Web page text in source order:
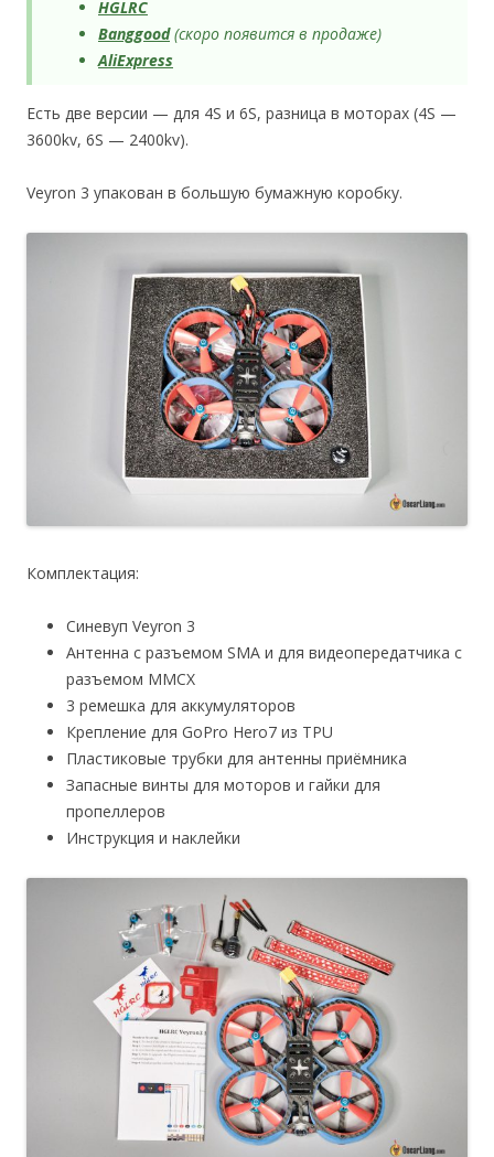
HGLRC
Banggood (скоро появится в продаже)
AliExpress
Есть две версии — для 4S и 6S, разница в моторах (4S —
3600kv, 6S — 2400kv).
Veyron 3 упакован в большую бумажную коробку.
Комплектация:
Синевуп Veyron 3
Антенна с разъемом SMA и для видеопередатчика с
разъемом MMCX
3 ремешка для аккумуляторов
Крепление для GoPro Hero7 из TPU
Пластиковые трубки для антенны приёмника
Запасные винты для моторов и гайки для
пропеллеров
Инструкция и наклейки